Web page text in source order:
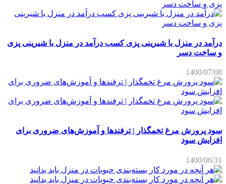
درآمد در منزل با شیرینی پزی کسب درآمد در منزل با شیرینی پزی
و ساخت دسر
1400/07/08
سود پرورش مرغ تخمگذار | ترفندها و آموزش‌های ضروری برای
افزایش سود
1400/06/31